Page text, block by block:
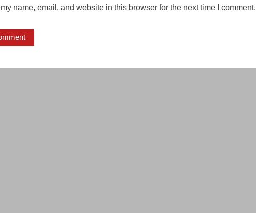
name, email, and website in this browser for the next time I comment.